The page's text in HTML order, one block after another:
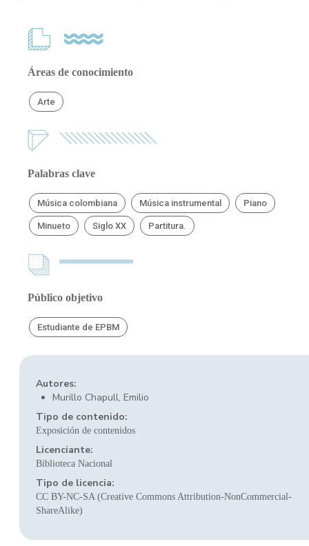
Áreas de conocimiento
Arte
Palabras clave
Música colombiana Música instrumental Piano
Minueto Siglo XX Partitura.
Público objetivo
Estudiante de EPBM
Autores:
Murillo Chapull, Emilio
Tipo de contenido:
Exposición de contenidos
Licenciante:
Biblioteca Nacional
Tipo de licencia:
CC BY-NC-SA (Creative Commons Attribution-NonCommercial-
ShareAlike)